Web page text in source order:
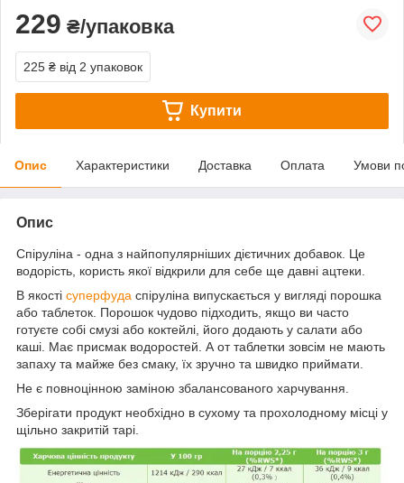
229 ₴/упаковка
225 ₴ від 2 упаковок
Купити
Опис Характеристики Доставка Оплата Умови
Опис
Спіруліна - одна з найпопулярніших дієтичних добавок. Це
водорість, користь якої відкрили для себе ще давні ацтеки.
В якості суперфуда спіруліна випускається у вигляді порошка
або таблеток. Порошок чудово підходить, якщо ви часто
готуєте собі смузі або коктейлі, його додають у салати або
каші. Має присмак водоростей. А от таблетки зовсім не мають
запаху та майже без смаку, їх зручно та швидко приймати.
Не є повноцінною заміною збалансованого харчування.
Зберігати продукт необхідно в сухому та прохолодному місці у
щільно закритій тарі.